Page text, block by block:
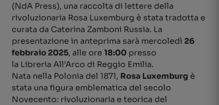
(NdA Press), una raccolta di lettere della
rivoluzionaria Rosa Luxemburg è stata tradotta e
curata da Caterina Zamboni Russia. La
presentazione in anteprima sarà mercoledì 26
febbraio 2025, alle ore 18:00 presso
la Libreria All’Arco di Reggio Emilia.
Nata nella Polonia del 1871, Rosa Luxemburg è
stata una figura emblematica del secolo
Novecento: rivoluzionaria e teorica del